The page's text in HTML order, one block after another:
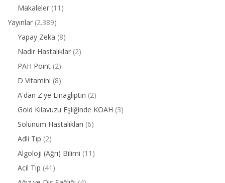
Makaleler (11)
Yayınlar (2.389)
Yapay Zeka (8)
Nadir Hastalıklar (2)
PAH Point (2)
D Vitamini (8)
A'dan Z'ye Linagliptin (2)
Gold Kılavuzu Eşliğinde KOAH (3)
Solunum Hastalıkları (6)
Adli Tıp (2)
Algoloji (Ağrı) Bilimi (11)
Acil Tıp (41)